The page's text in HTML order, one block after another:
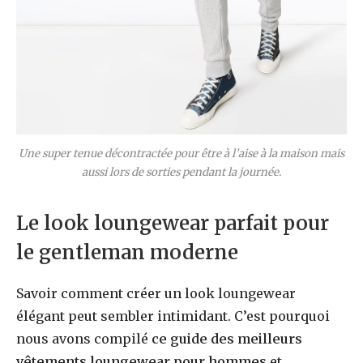
Une super tenue décontractée pour être à l’aise à la maison mais
aussi lors de sorties pendant la journée.
Le look loungewear parfait pour
le gentleman moderne
Savoir comment créer un look loungewear
élégant peut sembler intimidant. C’est pourquoi
nous avons compilé ce guide des meilleurs